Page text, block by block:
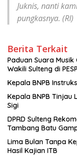
Juknis, nanti
pungkasnya. (RI)
Berita Terkait
Paduan Suara
Wakili Sulteng di
Kepala BNPB
Kepala BNPB Tinjau
Sigi
DPRD Sulteng
Tambang Batu
Lima Bulan Tanpa
Hasil Kajian ITB